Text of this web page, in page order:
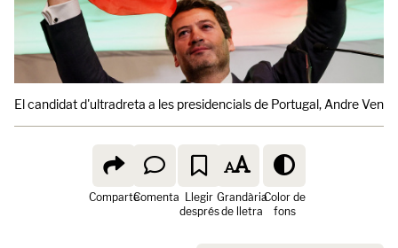
El candidat d'ultradreta a les presidencials de Portugal, Andre
ComparteComenta Llegir
després
Grandària
de lletra
Color de
fons